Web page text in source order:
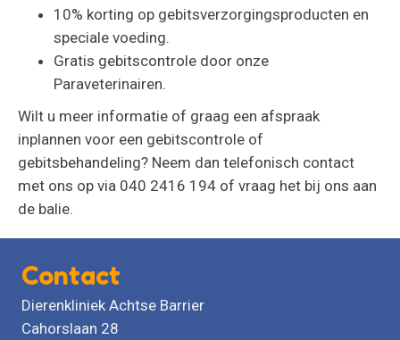
10% korting op gebitsverzorgingsproducten en
speciale voeding.
Gratis gebitscontrole door onze
Paraveterinairen.
Wilt u meer informatie of graag een afspraak
inplannen voor een gebitscontrole of
gebitsbehandeling? Neem dan telefonisch contact
met ons op via 040 2416 194 of vraag het bij ons aan
de balie.
Contact
Dierenkliniek Achtse Barrier
Cahorslaan 28